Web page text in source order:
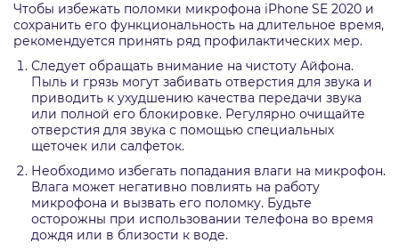
Чтобы избежать поломки микрофона iPhone SE 2020 и
сохранить его функциональность на длительное время,
рекомендуется принять ряд профилактических мер.
Следует обращать внимание на чистоту Айфона.
Пыль и грязь могут забивать отверстия для звука и
приводить к ухудшению качества передачи звука
или полной его блокировке. Регулярно очищайте
отверстия для звука с помощью специальных
щеточек или салфеток.
Необходимо избегать попадания влаги на микрофон.
Влага может негативно повлиять на работу
микрофона и вызвать его поломку. Будьте
осторожны при использовании телефона во время
дождя или в близости к воде.